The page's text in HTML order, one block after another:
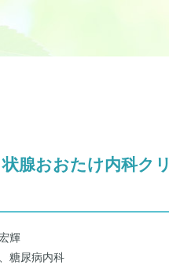
腺おおたけ内科クリ
輝
糖尿病内科